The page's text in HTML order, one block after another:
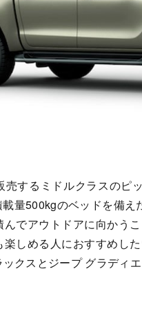
するミドルクラスのピ
量500kgのベッドを備
でアウトドアに向かう
しめる人におすすめし
クスとジープ グラディエ